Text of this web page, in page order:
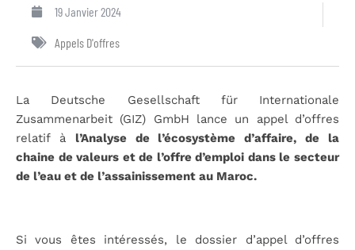
19 Janvier 2024
Appels D'offres
La Deutsche Gesellschaft für Internationale
Zusammenarbeit (GIZ) GmbH lance un appel d’offres
relatif à l’Analyse de l’écosystème d’affaire, de la
chaine de valeurs et de l’offre d’emploi dans le secteur
de l’eau et de l’assainissement au Maroc.
Si vous êtes intéressés, le dossier d’appel d’offres